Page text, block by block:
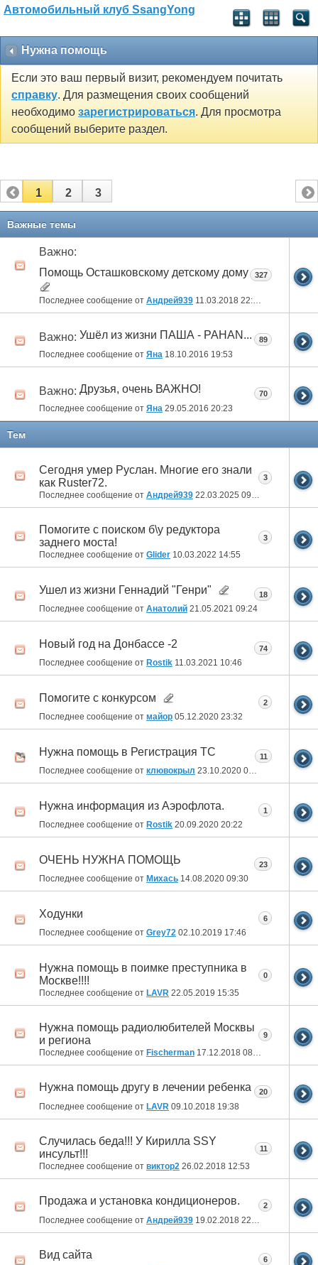
Автомобильный клуб SsangYong
Нужна помощь
Если это ваш первый визит, рекомендуем почитать
справку. Для размещения своих сообщений
необходимо зарегистрироваться. Для просмотра
сообщений выберите раздел.
1 2 3
Важные темы
Важно:
Помощь Осташковскому детскому дому
Последнее сообщение от Андрей939 11.03.2018 22:09
327
Важно: Ушёл из жизни ПАША - PAHAN...
Последнее сообщение от Яна 18.10.2016 19:53
89
Важно: Друзья, очень ВАЖНО!
Последнее сообщение от Яна 29.05.2016 20:23
70
Тем
Сегодня умер Руслан. Многие его знали
как Ruster72.
Последнее сообщение от Андрей939 22.03.2025 09:21
3
Помогите с поиском б\у редуктора
заднего моста!
Последнее сообщение от Glider 10.03.2022 14:55
3
Ушел из жизни Геннадий "Генри"
Последнее сообщение от Анатолий 21.05.2021 09:24
18
Новый год на Донбассе -2
Последнее сообщение от Rostik 11.03.2021 10:46
74
Помогите с конкурсом
Последнее сообщение от майор 05.12.2020 23:32
2
Нужна помощь в Регистрация ТС
Последнее сообщение от клювокрыл 23.10.2020 08:38
11
Нужна информация из Аэрофлота.
Последнее сообщение от Rostik 20.09.2020 20:22
1
ОЧЕНЬ НУЖНА ПОМОЩЬ
Последнее сообщение от Михась 14.08.2020 09:30
23
Ходунки
Последнее сообщение от Grey72 02.10.2019 17:46
6
Нужна помощь в поимке преступника в
Москве!!!!
Последнее сообщение от LAVR 22.05.2019 15:35
0
Нужна помощь радиолюбителей Москвы
и региона
Последнее сообщение от Fischerman 17.12.2018 08:30
9
Нужна помощь другу в лечении ребенка
Последнее сообщение от LAVR 09.10.2018 19:38
20
Случилась беда!!! У Кирилла SSY
инсульт!!!
Последнее сообщение от виктор2 26.02.2018 12:53
11
Продажа и установка кондиционеров.
Последнее сообщение от Андрей939 19.02.2018 22:05
2
Вид сайта 6